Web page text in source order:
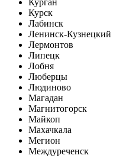
Курск
Лабинск
Ленинск-Кузнецкий
Лермонтов
Липецк
Лобня
Люберцы
Людиново
Магадан
Магнитогорск
Майкоп
Махачкала
Мегион
Междуреченск